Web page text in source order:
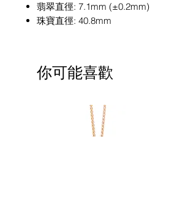
翡翠直徑: 7.1mm (±0.2mm)
珠寶直徑: 40.8mm
你可能喜歡